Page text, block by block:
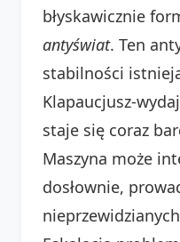
błyskawicznie
antyświat. Ten
stabilności
Klapaucjusz-
staje się coraz
Maszyna może
dosłownie,